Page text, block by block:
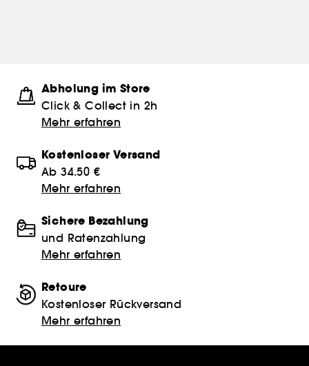
Abholung im Store
Click & Collect in 2h
Mehr erfahren
Kostenloser Versand
Ab 34.50 €
Mehr erfahren
Sichere Bezahlung
und Ratenzahlung
Mehr erfahren
Retoure
Kostenloser Rückversand
Mehr erfahren